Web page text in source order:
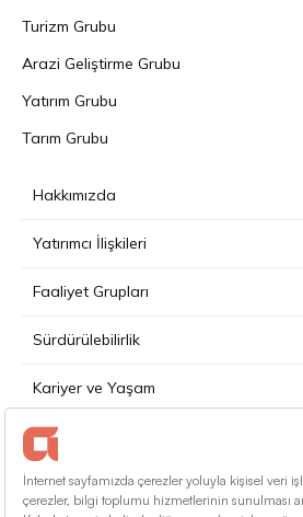
Turizm Grubu
Arazi Geliştirme Grubu
Yatırım Grubu
Tarım Grubu
Hakkımızda
Yatırımcı İlişkileri
Faaliyet Grupları
Sürdürülebilirlik
Kariyer ve Yaşam
Basın
İletişim